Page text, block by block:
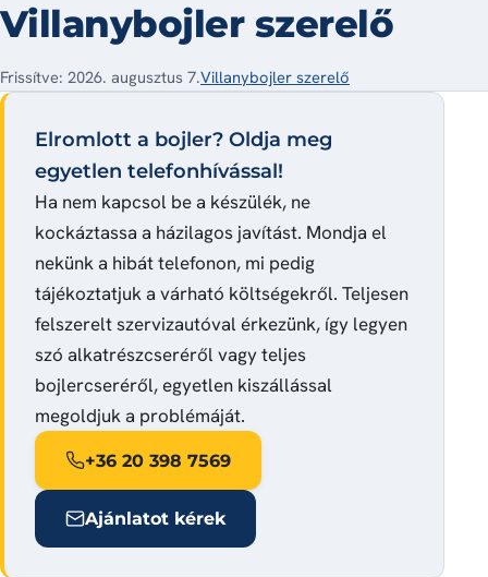
Villanybojler szerelő
Frissítve: 2026. augusztus 7.Villanybojler szerelő
Elromlott a bojler? Oldja meg
egyetlen telefonhívással!
Ha nem kapcsol be a készülék, ne
kockáztassa a házilagos javítást. Mondja el
nekünk a hibát telefonon, mi pedig
tájékoztatjuk a várható költségekről. Teljesen
felszerelt szervizautóval érkezünk, így legyen
szó alkatrészcseréről vagy teljes
bojlercseréről, egyetlen kiszállással
megoldjuk a problémáját.
+36 20 398 7569
Ajánlatot kérek